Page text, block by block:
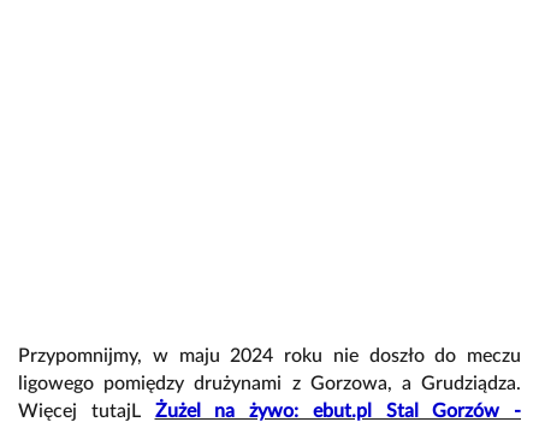
Przypomnijmy, w maju 2024 roku nie doszło do meczu
ligowego pomiędzy drużynami z Gorzowa, a Grudziądza.
Więcej tutajL Żużel na żywo: ebut.pl Stal Gorzów -